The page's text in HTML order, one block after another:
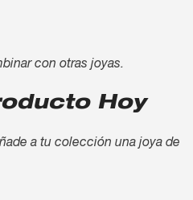
con otras joyas.
Hoy
a tu colección una joya de